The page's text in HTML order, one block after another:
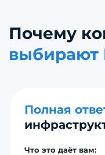
Почему
выбирают
Полная
Что это даёт вам: